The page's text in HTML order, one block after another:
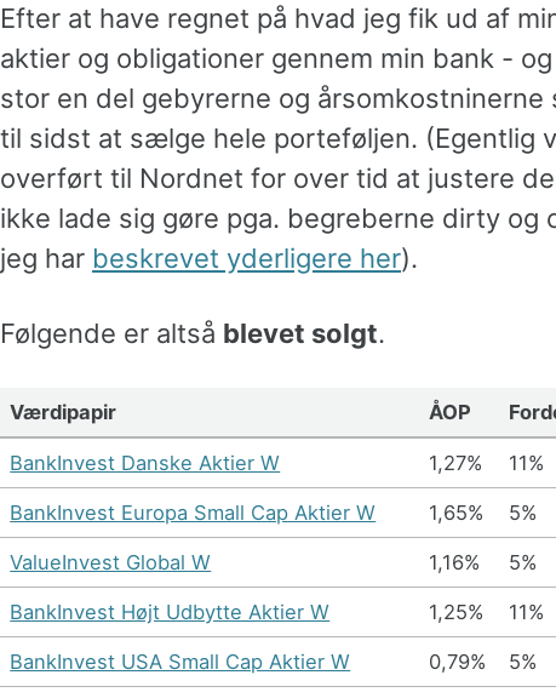
Efter at have regnet på hvad jeg fik ud af
aktier og obligationer gennem min bank -
stor en del gebyrerne og årsomkostninerne
til sidst at sælge hele porteføljen. (Egentlig
overført til Nordnet for over tid at justere
ikke lade sig gøre pga. begreberne dirty og
jeg har beskrevet yderligere her).
Følgende er altså blevet solgt.
Værdipapir ÅOP
BankInvest Danske Aktier W 1,27% 11%
BankInvest Europa Small Cap Aktier W 1,65% 5%
ValueInvest Global W 1,16% 5%
BankInvest Højt Udbytte Aktier W 1,25% 11%
BankInvest USA Small Cap Aktier W 0,79% 5%